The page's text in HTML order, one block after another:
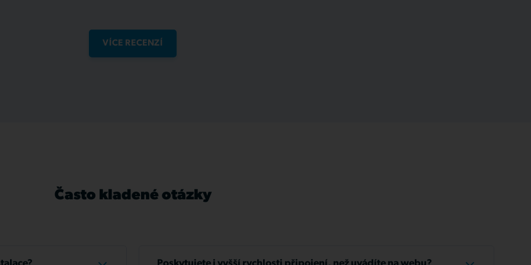
VÍCE RECENZÍ
Často kladené otázky